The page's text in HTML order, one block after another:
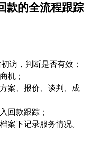
款的全流程跟踪
访，判断是否有效；
机；
案、报价、谈判、成
回款跟踪；
案下记录服务情况。